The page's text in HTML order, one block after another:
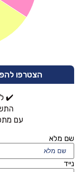
הצטרפו
✔️
עם
שם מלא
נייד